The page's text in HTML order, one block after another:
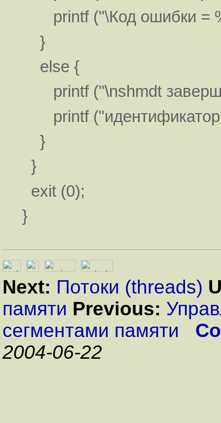
printf ("\Код ошибки =
}
else {
printf ("\nshmdt
printf ("идентификатор
}
}
exit (0);
}
Next: Потоки (threads)
памяти Previous:
сегментами памяти
2004-06-22